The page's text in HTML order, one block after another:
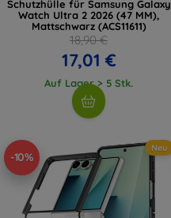
Schutzhülle für Samsung Galaxy
Watch Ultra 2 2026 (47 MM),
Mattschwarz (ACS11611)
18,90 €
17,01 €
Auf Lager > 5 Stk.
-10%
Neu